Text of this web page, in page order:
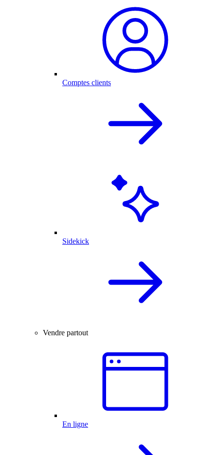
Comptes clients
Sidekick
Vendre partout
En ligne